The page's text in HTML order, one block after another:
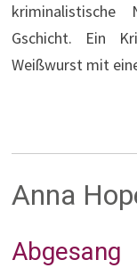
kriminalistische
Gschicht. Ein
Weißwurst mit
Anna
Abgesang